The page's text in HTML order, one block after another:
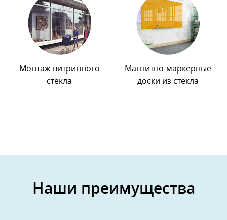
Монтаж витринного
стекла
Магнитно-маркерные
доски из стекла
Наши преимущества